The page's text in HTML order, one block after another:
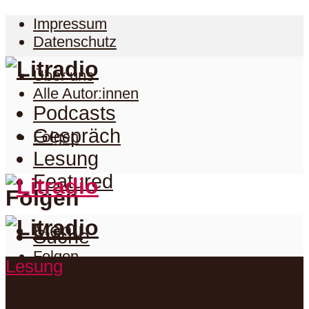
Impressum
Datenschutz
Über uns
Alle Autor:innen
Folgen
Folgen
Folgen
Facebook
Podcasts
Gespräch
Lesung
Featured
Menu
Suche
Podcasts
Lesung